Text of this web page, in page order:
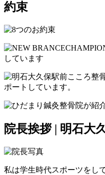
約束
院長挨拶 | 明石大
私は学生時代スポーツをし